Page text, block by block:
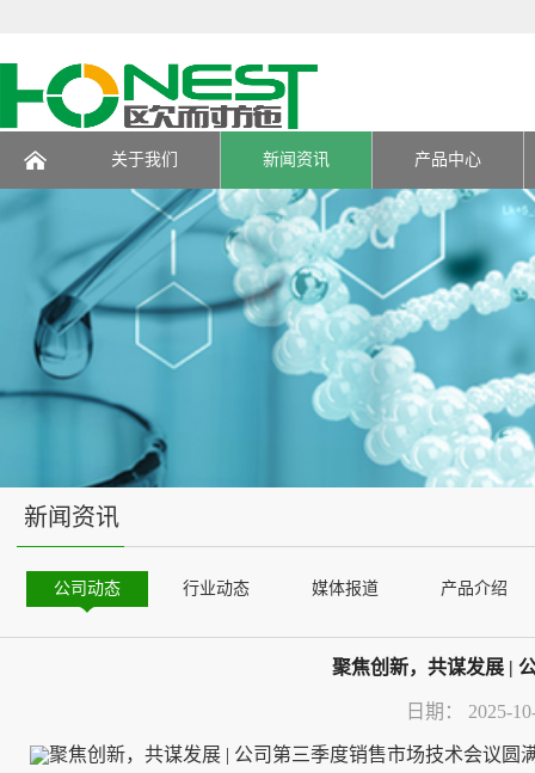
关于我们 新闻资讯 产品中心
新闻资讯
公司动态 行业动态 媒体报道 产品介绍
聚焦创新，共谋发展 |
日期： 2025-